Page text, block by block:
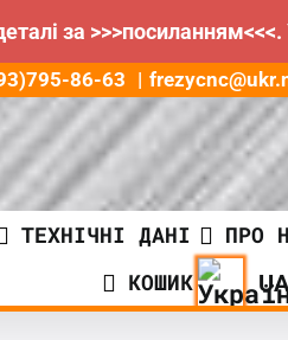
за
86-63 |
ТЕХНІЧНІ ДАНІ ПРО
КОШИК